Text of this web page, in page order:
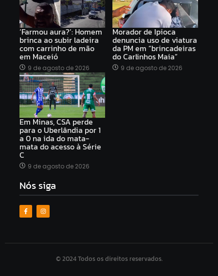
‘Farmou aura?’: Homem
brinca ao subir ladeira
com carrinho de mão
em Maceió
9 de agosto de 2026
Morador de Ipioca
denuncia uso de viatura
da PM em “brincadeiras
do Carlinhos Maia”
9 de agosto de 2026
Em Minas, CSA perde
para o Uberlândia por 1
a 0 na ida do mata-
mata do acesso à Série
C
9 de agosto de 2026
Nós siga
© 2024 Todos os direitos reservados.